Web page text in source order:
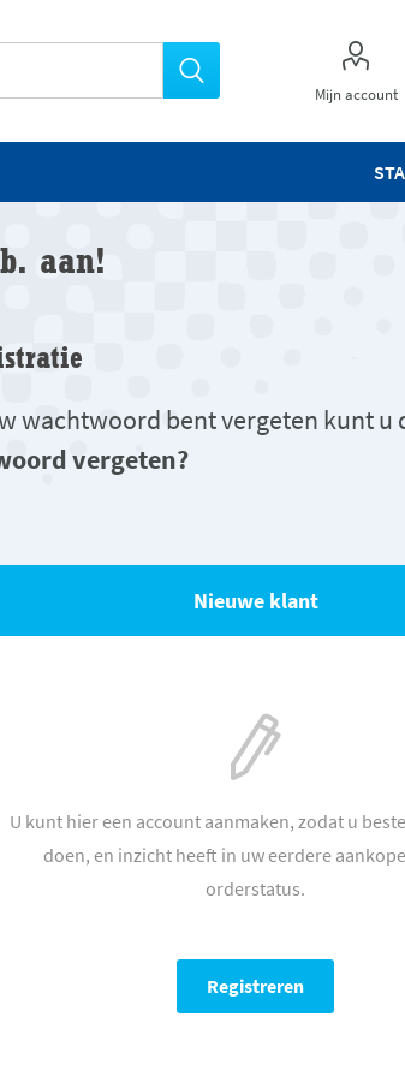
Mijn account
aan!
wachtwoord bent vergeten kunt u
vergeten?
Nieuwe klant
U kunt hier een account aanmaken, zodat u
doen, en inzicht heeft in uw eerdere
orderstatus.